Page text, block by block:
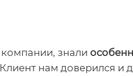
знали
нам доверился и